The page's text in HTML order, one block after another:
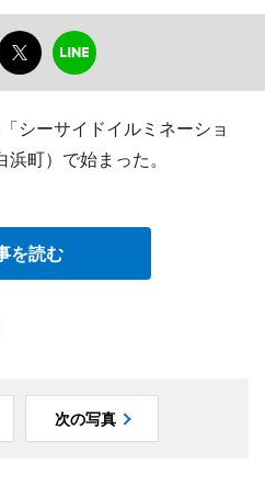
シーサイドイルミネーショ
町）で始まった。
を読む
次の写真